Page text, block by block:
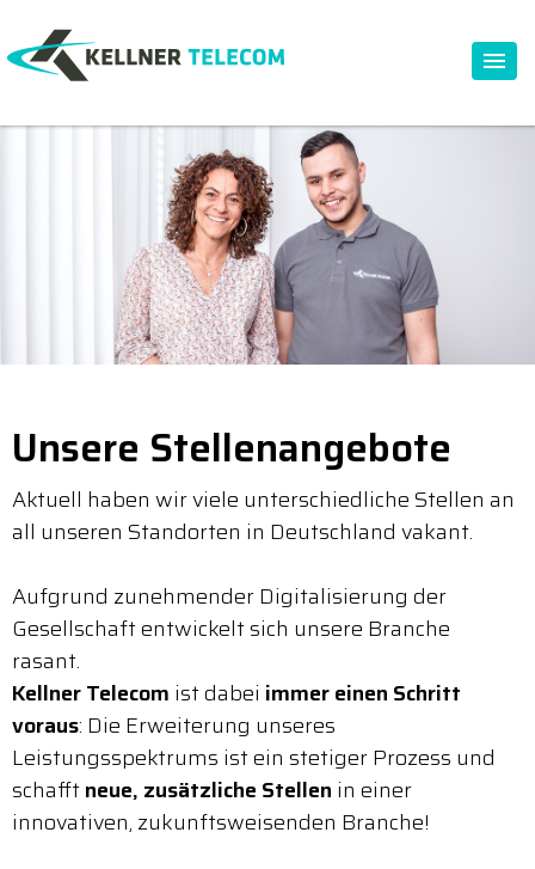
Unsere Stellenangebote
Aktuell haben wir viele unterschiedliche Stellen an
all unseren Standorten in Deutschland vakant.
Aufgrund zunehmender Digitalisierung der
Gesellschaft entwickelt sich unsere Branche
rasant.
Kellner Telecom ist dabei immer einen Schritt
voraus: Die Erweiterung unseres
Leistungsspektrums ist ein stetiger Prozess und
schafftneue, zusätzliche Stellen in einer
innovativen, zukunftsweisenden Branche!